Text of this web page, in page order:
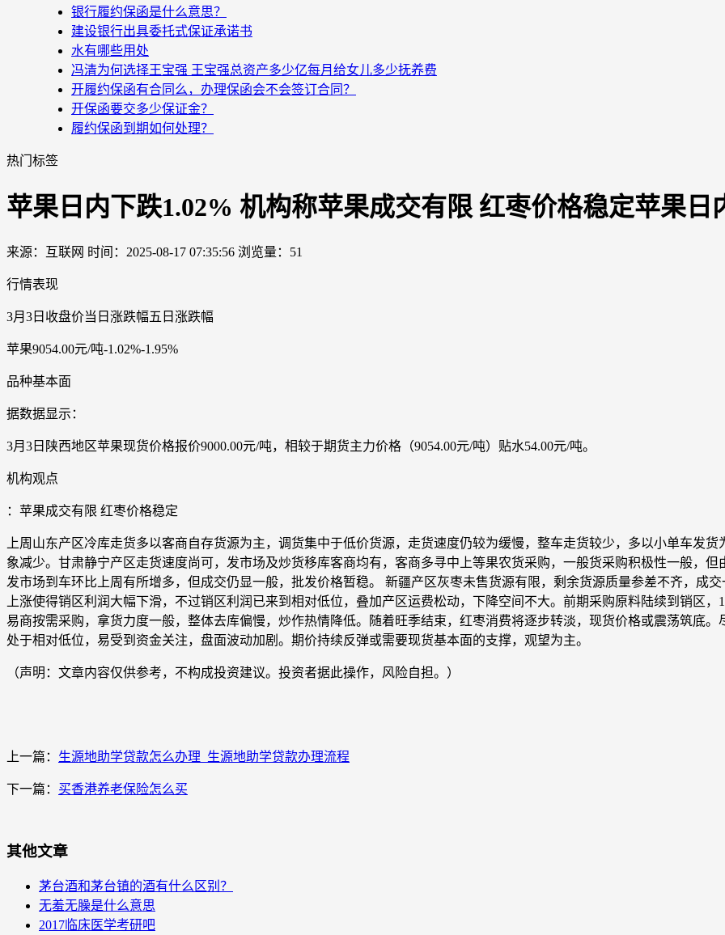
银行履约保函是什么意思？
建设银行出具委托式保证承诺书
水有哪些用处
冯清为何选择王宝强 王宝强总资产多少亿每月给女儿多少抚养费
开履约保函有合同么，办理保函会不会签订合同？
开保函要交多少保证金？
履约保函到期如何处理？
热门标签
苹果日内下跌1.02% 机构称苹果成交有限 红枣价格稳定苹果日
来源：互联网 时间：2025-08-17 07:35:56 浏览量：51
行情表现
3月3日收盘价当日涨跌幅五日涨跌幅
苹果9054.00元/吨-1.02%-1.95%
品种基本面
据数据显示：
3月3日陕西地区苹果现货价格报价9000.00元/吨，相较于期货主力价格（9054.00元/吨）贴水54.00元/吨。
机构观点
：苹果成交有限 红枣价格稳定
上周山东产区冷库走货多以客商自存货源为主，调货集中于低价货源，走货速度仍较为缓慢，整车走货较少，多以小单车发
象减少。甘肃静宁产区走货速度尚可，发市场及炒货移库客商均有，客商多寻中上等果农货采购，一般货采购积极性一般，
发市场到车环比上周有所增多，但成交仍显一般，批发价格暂稳。 新疆产区灰枣未售货源有限，剩余货源质量参差不齐，成
上涨使得销区利润大幅下滑，不过销区利润已来到相对低位，叠加产区运费松动，下降空间不大。前期采购原料陆续到销区
易商按需采购，拿货力度一般，整体去库偏慢，炒作热情降低。随着旺季结束，红枣消费将逐步转淡，现货价格或震荡筑底
处于相对低位，易受到资金关注，盘面波动加剧。期价持续反弹或需要现货基本面的支撑，观望为主。
（声明：文章内容仅供参考，不构成投资建议。投资者据此操作，风险自担。）
上一篇： 生源地助学贷款怎么办理_生源地助学贷款办理流程
下一篇： 买香港养老保险怎么买
其他文章
茅台酒和茅台镇的酒有什么区别？
无羞无臊是什么意思
2017临床医学考研吧